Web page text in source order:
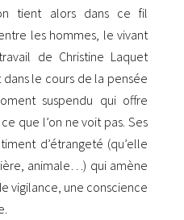
tient alors dans ce fil
les hommes, le vivant
de Christine Laquet
le cours de la pensée
suspendu qui offre
que l’on ne voit pas. Ses
d’étrangeté (qu’elle
animale…) qui amène
vigilance, une conscience